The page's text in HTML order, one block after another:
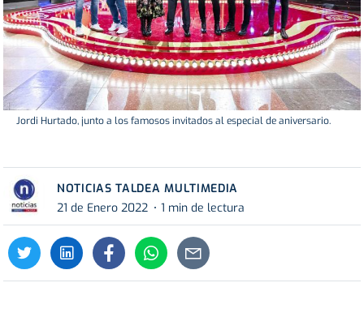
Jordi Hurtado, junto a los famosos invitados al especial de aniversario.
NOTICIAS TALDEA MULTIMEDIA
21 de Enero 2022
1 min de lectura